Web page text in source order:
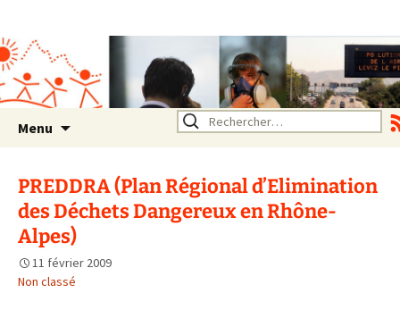
Rhône Alpes
Un environnement sain pour
la santé de tous
Menu Rechercher :
PREDDRA (Plan Régional d’Elimination
des Déchets Dangereux en Rhône-
Alpes)
11 février 2009
Non classé